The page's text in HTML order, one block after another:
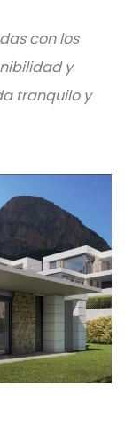
con los
y
tranquilo y